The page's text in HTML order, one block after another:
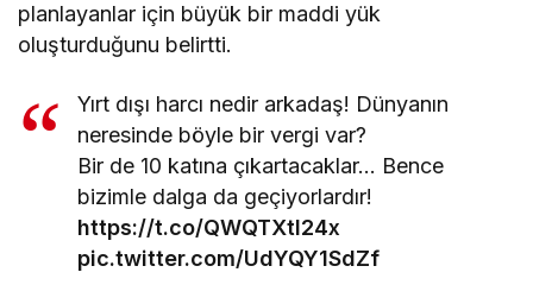
planlayanlar için büyük bir maddi yük
oluşturduğunu belirtti.
Yırt dışı harcı nedir arkadaş! Dünyanın
neresinde böyle bir vergi var?
Bir de 10 katına çıkartacaklar… Bence
bizimle dalga da geçiyorlardır!
https://t.co/QWQTXtI24x
pic.twitter.com/UdYQY1SdZf